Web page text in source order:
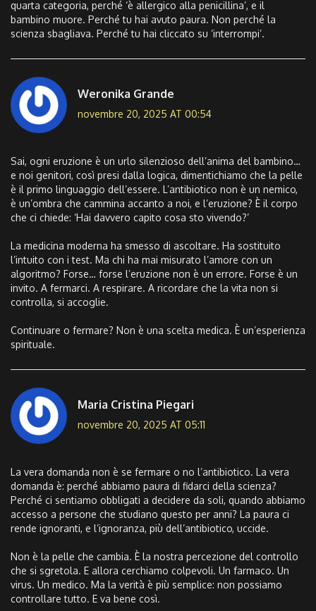
quarta categoria, perché ‘è allergico alla penicillina’, e il
bambino muore. Perché tu hai avuto paura. Non perché la
scienza sbagliava. Perché tu hai cliccato su ‘interrompi’.
Weronika Grande
novembre 20, 2025 AT 00:54
Sai, ogni eruzione è un urlo silenzioso dell’anima del bambino…
e noi genitori, così presi dalla logica, dimentichiamo che la pelle
è il primo linguaggio dell’essere. L’antibiotico non è un nemico,
è un’ombra che cammina accanto a noi, e l’eruzione? È il corpo
che ci chiede: ‘Hai davvero capito cosa sto vivendo?’
La medicina moderna ha smesso di ascoltare. Ha sostituito
l’intuito con i test. Ma chi ha mai misurato l’amore con un
algoritmo? Forse… forse l’eruzione non è un errore. Forse è un
invito. A fermarci. A respirare. A ricordare che la vita non si
controlla, si accoglie.
Continuare o fermare? Non è una scelta medica. È un’esperienza
spirituale.
Maria Cristina Piegari
novembre 20, 2025 AT 05:11
La vera domanda non è se fermare o no l’antibiotico. La vera
domanda è: perché abbiamo paura di fidarci della scienza?
Perché ci sentiamo obbligati a decidere da soli, quando abbiamo
accesso a persone che studiano questo per anni? La paura ci
rende ignoranti, e l’ignoranza, più dell’antibiotico, uccide.
Non è la pelle che cambia. È la nostra percezione del controllo
che si sgretola. E allora cerchiamo colpevoli. Un farmaco. Un
virus. Un medico. Ma la verità è più semplice: non possiamo
controllare tutto. E va bene così.